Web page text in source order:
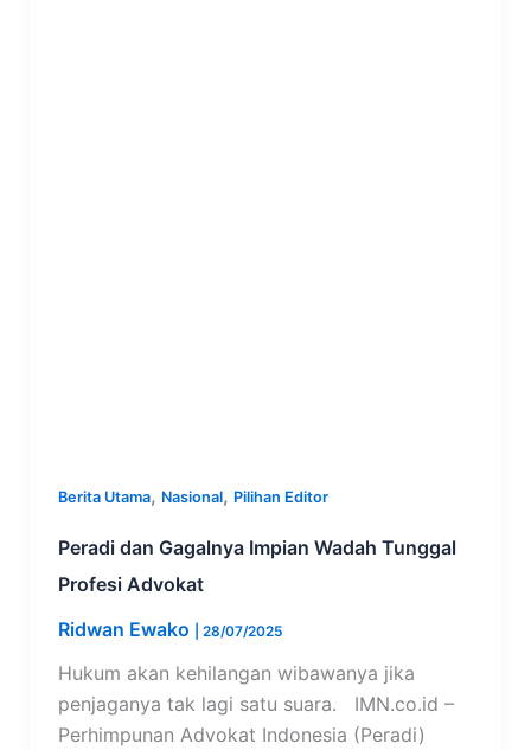
Berita Utama, Nasional, Pilihan Editor
Peradi dan Gagalnya Impian Wadah Tunggal
Profesi Advokat
Ridwan Ewako
28/07/2025
Hukum akan kehilangan wibawanya jika
penjaganya tak lagi satu suara. IMN.co.id –
Perhimpunan Advokat Indonesia (Peradi)